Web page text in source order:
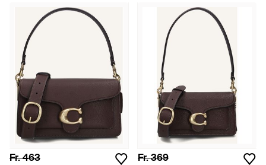
Fr. 463 Fr. 369